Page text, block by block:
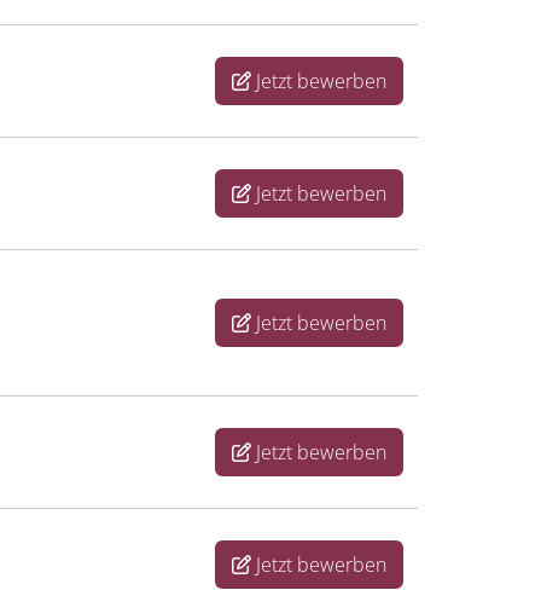
Jetzt bewerben
Jetzt bewerben
Jetzt bewerben
Jetzt bewerben
Jetzt bewerben